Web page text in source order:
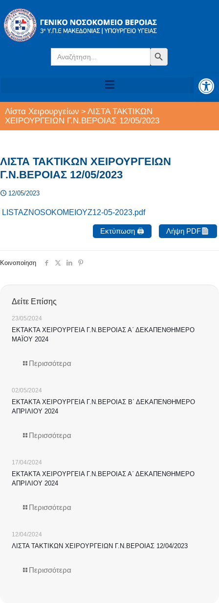
Search
for:
Search Button
Λίστα Χειρουργείων > ΛΙΣΤΑ ΤΑΚΤΙΚΩΝ
ΧΕΙΡΟΥΡΓΕΙΩΝ Γ.Ν.ΒΕΡΟΙΑΣ 12/05/2023
ΛΙΣΤΑ ΤΑΚΤΙΚΩΝ ΧΕΙΡΟΥΡΓΕΙΩΝ
Γ.Ν.ΒΕΡΟΙΑΣ 12/05/2023
12/05/2023
LISTAZNOSOKOMEIOYZ12-05-2023.pdf
Εκτύπωση 🖨 Λήψη PDF
Κοινοποίηση
Δείτε Επίσης
23/05/2024
ΕΚΤΑΚΤΑ ΧΕΙΡΟΥΡΓΕΙΑ Γ.Ν.ΒΕΡΟΙΑΣ Α΄ ΔΕΚΑΠΕΝΘΗΜΕΡΟ
ΜΑΪΟΥ 2024
Περισσότερα
02/05/2024
ΕΚΤΑΚΤΑ ΧΕΙΡΟΥΡΓΕΙΑ Γ.Ν.ΒΕΡΟΙΑΣ Β΄ ΔΕΚΑΠΕΝΘΗΜΕΡΟ
ΑΠΡΙΛΙΟΥ 2024
Περισσότερα
17/04/2024
ΕΚΤΑΚΤΑ ΧΕΙΡΟΥΡΓΕΙΑ Γ.Ν.ΒΕΡΟΙΑΣ Α΄ ΔΕΚΑΠΕΝΘΗΜΕΡΟ
ΑΠΡΙΛΙΟΥ 2024
Περισσότερα
12/04/2024
ΛΙΣΤΑ ΤΑΚΤΙΚΩΝ ΧΕΙΡΟΥΡΓΕΙΩΝ Γ.Ν.ΒΕΡΟΙΑΣ 12/04/2023
Περισσότερα